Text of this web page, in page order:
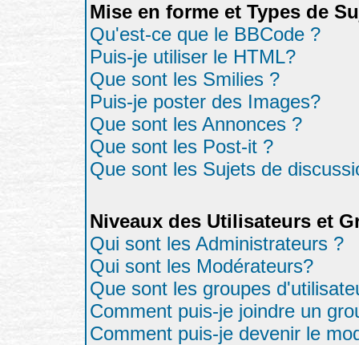
Mise en forme et Types de
Qu'est-ce que le BBCode ?
Puis-je utiliser le HTML?
Que sont les Smilies ?
Puis-je poster des Images?
Que sont les Annonces ?
Que sont les Post-it ?
Que sont les Sujets de
Niveaux des Utilisateurs et
Qui sont les Administrateurs ?
Qui sont les Modérateurs?
Que sont les groupes
Comment puis-je joindre un
Comment puis-je devenir le